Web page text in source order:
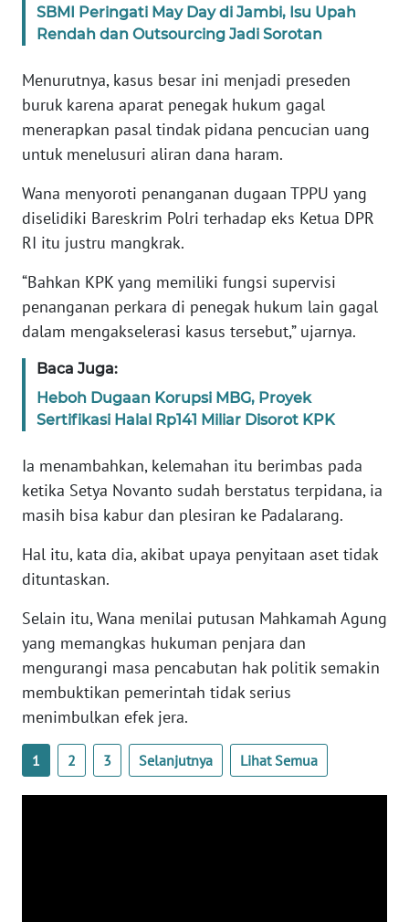
SBMI Peringati May Day di Jambi, Isu Upah
Rendah dan Outsourcing Jadi Sorotan
Menurutnya, kasus besar ini menjadi preseden
buruk karena aparat penegak hukum gagal
menerapkan pasal tindak pidana pencucian uang
untuk menelusuri aliran dana haram.
Wana menyoroti penanganan dugaan TPPU yang
diselidiki Bareskrim Polri terhadap eks Ketua DPR
RI itu justru mangkrak.
“Bahkan KPK yang memiliki fungsi supervisi
penanganan perkara di penegak hukum lain gagal
dalam mengakselerasi kasus tersebut,” ujarnya.
Baca Juga:
Heboh Dugaan Korupsi MBG, Proyek
Sertifikasi Halal Rp141 Miliar Disorot KPK
Ia menambahkan, kelemahan itu berimbas pada
ketika Setya Novanto sudah berstatus terpidana, ia
masih bisa kabur dan plesiran ke Padalarang.
Hal itu, kata dia, akibat upaya penyitaan aset tidak
dituntaskan.
Selain itu, Wana menilai putusan Mahkamah Agung
yang memangkas hukuman penjara dan
mengurangi masa pencabutan hak politik semakin
membuktikan pemerintah tidak serius
menimbulkan efek jera.
1 2 3 Selanjutnya Lihat Semua
PEDOMAN
MEDIA
REDAKSI
KARIR
DISCLAIMER
Wahana
Regional
WN
JAKARTA
WN
BANTEN
NTT
WN
KEPRI
PAPUA
WN